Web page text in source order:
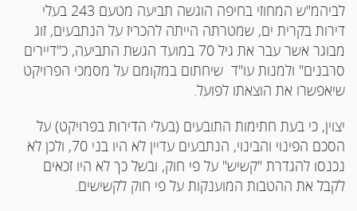
לביהמ"ש המחוזי בחיפה הוגשה תביעה מטעם 243 בעלי
דירות בקרית ים, שמטרתה הייתה להכריז על הנתבעים, זוג
מבוגר אשר עבר את גיל 70 במועד הגשת התביעה, כ"דיירים
סרבנים" ולמנות עו"ד שיחתום במקומם על מסמכי הפרויקט
שיאפשרו את הוצאתו לפועל.
יצוין, כי בעת חתימות התובעים (בעלי הדירות בפרויקט) על
הסכם הפינוי והבינוי, הנתבעים עדיין לא היו בני 70, ולכן לא
נכנסו להגדרת "קשיש" על פי חוק, ובשל כך לא היו זכאים
לקבל את ההטבות המוענקות על פי חוק לקשישים.